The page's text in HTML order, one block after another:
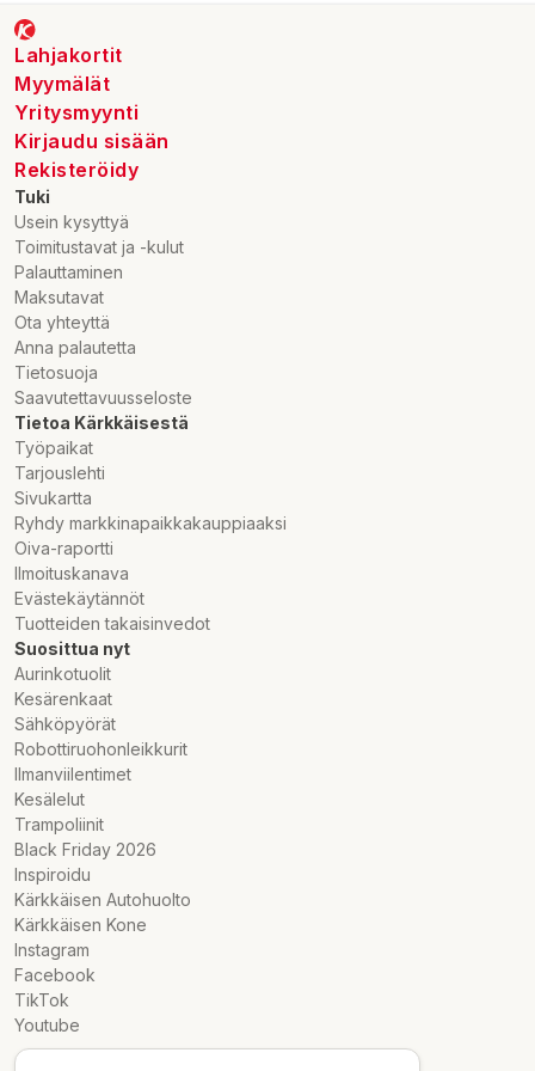
0500 177 627
shop@riipisen.fi
www.riipisen.fi
Lahjakortit
Myymälät
Yritysmyynti
Kirjaudu sisään
Rekisteröidy
Tuki
Usein kysyttyä
Toimitustavat ja -kulut
Palauttaminen
Maksutavat
Ota yhteyttä
Anna palautetta
Tietosuoja
Saavutettavuusseloste
Tietoa Kärkkäisestä
Työpaikat
Tarjouslehti
Sivukartta
Ryhdy markkinapaikkakauppiaaksi
Oiva-raportti
Ilmoituskanava
Evästekäytännöt
Tuotteiden takaisinvedot
Suosittua nyt
Aurinkotuolit
Kesärenkaat
Sähköpyörät
Robottiruohonleikkurit
Ilmanviilentimet
Kesälelut
Trampoliinit
Black Friday 2026
Inspiroidu
Kärkkäisen Autohuolto
Kärkkäisen Kone
Instagram
Facebook
TikTok
Youtube